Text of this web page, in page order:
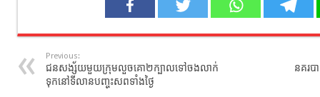
Previous:
ជនសង្ស័យមួយក្រុមលួចគោ២ក្បាលទៅចងលាក់
ទុកនៅទីលានបញ្ចុះសពទាំងថ្ងៃ
នគរ